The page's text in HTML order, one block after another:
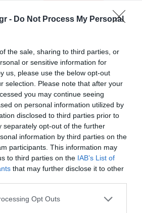
- Do Not Process My Personal
the sale, sharing to third parties, or
or sensitive information for
us, please use the below opt-out
selection. Please note that after your
you may continue seeing
on personal information utilized by
disclosed to third parties prior to
separately opt-out of the further
information by third parties on the
participants. This information may
to third parties on the IAB’s List of
that may further disclose it to other
app uses one or more Google
Opt Outs
3,00
ΠΕΡΙΓΡΑΦΉ